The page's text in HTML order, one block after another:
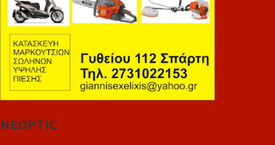
NEOPTIC